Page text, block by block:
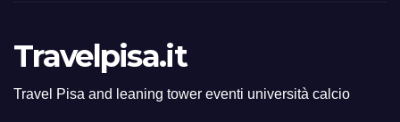
Travelpisa.it
Travel Pisa and leaning tower eventi università calcio